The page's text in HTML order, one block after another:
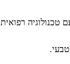
עם טכנולוגיה רפואית